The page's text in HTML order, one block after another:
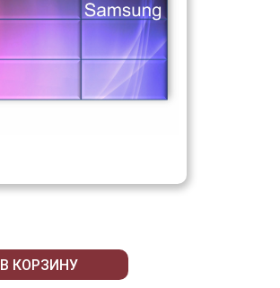
В КОРЗИНУ